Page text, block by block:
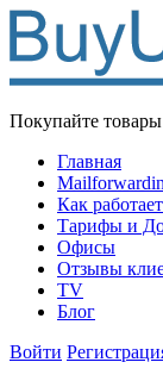
Покупайте
Главная
Как
Тарифы и
Офисы
Отзывы
TV
Блог
Войти